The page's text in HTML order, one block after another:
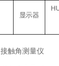
显示器